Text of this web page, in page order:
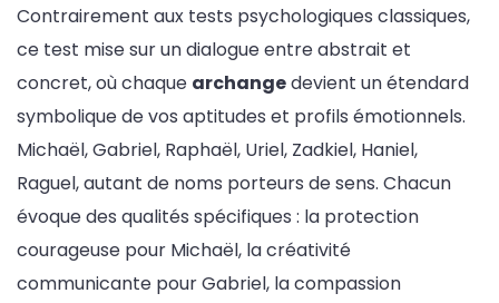
Contrairement aux tests psychologiques classiques,
ce test mise sur un dialogue entre abstrait et
concret, où chaque archangedevient un étendard
symbolique de vos aptitudes et profils émotionnels.
Michaël, Gabriel, Raphaël, Uriel, Zadkiel, Haniel,
Raguel, autant de noms porteurs de sens. Chacun
évoque des qualités spécifiques : la protection
courageuse pour Michaël, la créativité
communicante pour Gabriel, la compassion